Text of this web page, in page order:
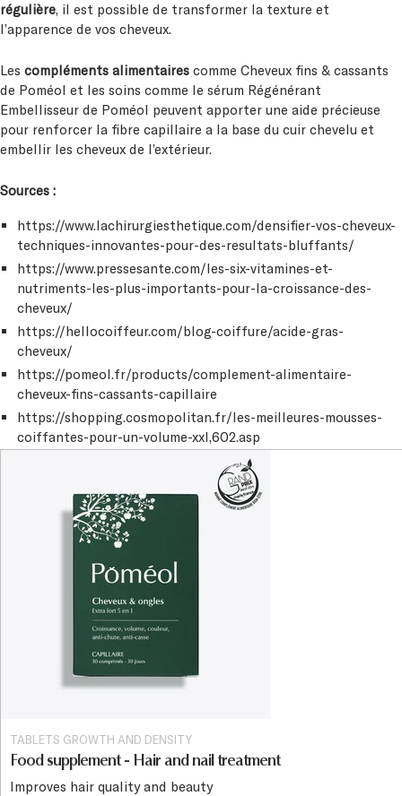
régulière, il est possible de transformer la texture et
l’apparence de vos cheveux.
Les compléments alimentaires comme Cheveux fins & cassants
de Poméol et les soins comme le sérum Régénérant
Embellisseur de Poméol peuvent apporter une aide précieuse
pour renforcer la fibre capillaire a la base du cuir chevelu et
embellir les cheveux de l’extérieur.
Sources :
https://www.lachirurgiesthetique.com/densifier-vos-cheveux-
techniques-innovantes-pour-des-resultats-bluffants/
https://www.pressesante.com/les-six-vitamines-et-
nutriments-les-plus-importants-pour-la-croissance-des-
cheveux/
https://hellocoiffeur.com/blog-coiffure/acide-gras-
cheveux/
https://pomeol.fr/products/complement-alimentaire-
cheveux-fins-cassants-capillaire
https://shopping.cosmopolitan.fr/les-meilleures-mousses-
coiffantes-pour-un-volume-xxl,602.asp
TABLETS GROWTH AND DENSITY
Food supplement - Hair and nail treatment
Improves hair quality and beauty